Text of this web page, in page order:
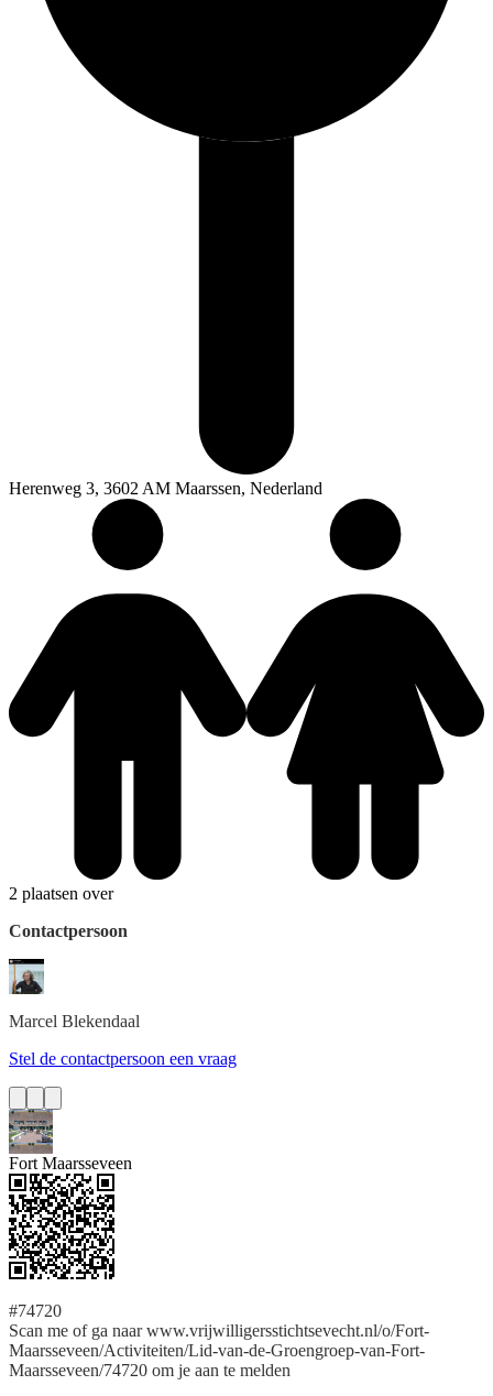
Herenweg 3, 3602 AM Maarssen, Nederland
2 plaatsen over
Contactpersoon
Marcel Blekendaal
Stel de contactpersoon een vraag
Fort Maarsseveen
#74720
Scan me of ga naar www.vrijwilligersstichtsevecht.nl/o/Fort-
Maarsseveen/Activiteiten/Lid-van-de-Groengroep-van-Fort-
Maarsseveen/74720 om je aan te melden